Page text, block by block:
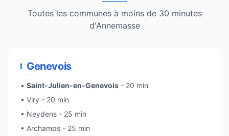
Toutes les communes à moins de 30 minutes
d'Annemasse
Genevois
• Saint-Julien-en-Genevois - 20 min
• Viry - 20 min
• Neydens - 25 min
• Archamps - 25 min